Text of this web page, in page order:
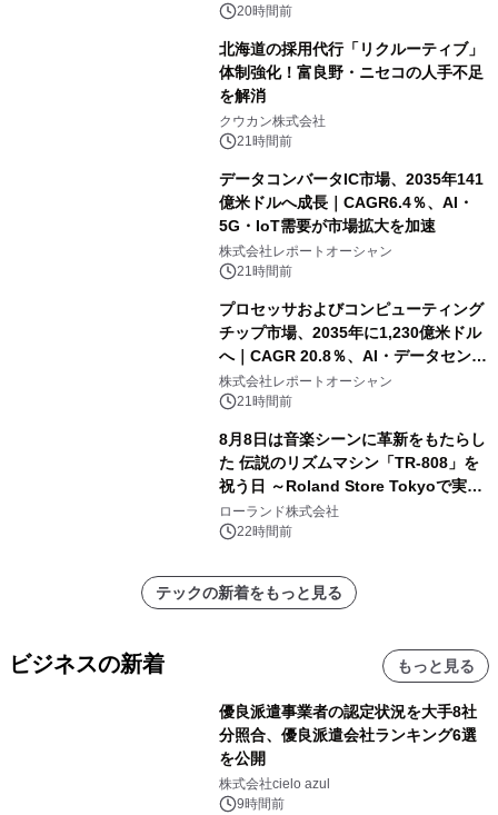
速20時間前
北海道の採用代行「リクルーティブ」
体制強化！富良野・ニセコの人手不足
を解消
クウカン株式会社
21時間前
データコンバータIC市場、2035年141
億米ドルへ成長｜CAGR6.4％、AI・
5G・IoT需要が市場拡大を加速
株式会社レポートオーシャン
21時間前
プロセッサおよびコンピューティング
チップ市場、2035年に1,230億米ドル
へ｜CAGR 20.8％、AI・データセンタ
ー需要が成長を牽引
株式会社レポートオーシャン
21時間前
8月8日は音楽シーンに革新をもたらし
た 伝説のリズムマシン「TR-808」を
祝う日 ～Roland Store Tokyoで実機
を展示しての 記念キャンペーンを開
催 英国ラジオ「NTS」の 特別プログ
アーティストを フィーチャーしたアニ
メーションを公開～
ローランド株式会社
22時間前
テックの新着をもっと見る
ビジネスの新着 もっと見る
優良派遣事業者の認定状況を大手8社
分照合、優良派遣会社ランキング6選
を公開
株式会社cielo azul
9時間前